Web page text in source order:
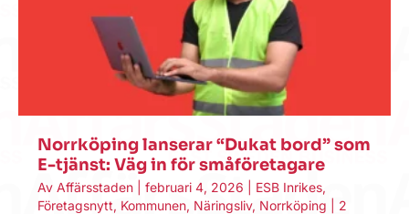
Norrköping lanserar “Dukat bord” som
E-tjänst: Väg in för småföretagare
Av Affärsstaden februari 4, 2026 ESB Inrikes,
Företagsnytt, Kommunen, Näringsliv, Norrköping
2